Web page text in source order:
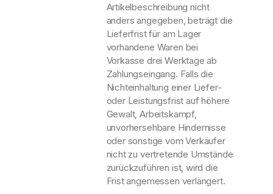
Artikelbeschreibung nicht
anders angegeben, beträgt die
Lieferfrist für am Lager
vorhandene Waren bei
Vorkasse drei Werktage ab
Zahlungseingang. Falls die
Nichteinhaltung einer Liefer-
oder Leistungsfrist auf höhere
Gewalt, Arbeitskampf,
unvorhersehbare Hindernisse
oder sonstige vom Verkäufer
nicht zu vertretende Umstände
zurückzuführen ist, wird die
Frist angemessen verlängert.